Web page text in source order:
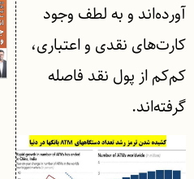
آورده‌اند و به لطف وجود
کارت‌های نقدی و اعتباری،
کم‌کم از پول نقد فاصله
گرفته‌اند.